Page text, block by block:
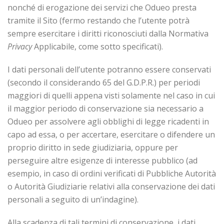
nonché di erogazione dei servizi che Odueo presta
tramite il Sito (fermo restando che l’utente potrà
sempre esercitare i diritti riconosciuti dalla Normativa
PrivacyApplicabile, come sotto specificati).
I dati personali dell’utente potranno essere conservati
(secondo il considerando 65 del G.D.P.R.) per periodi
maggiori di quelli appena visti solamente nel caso in cui
il maggior periodo di conservazione sia necessario a
Odueo per assolvere agli obblighi di legge ricadenti in
capo ad essa, o per accertare, esercitare o difendere un
proprio diritto in sede giudiziaria, oppure per
perseguire altre esigenze di interesse pubblico (ad
esempio, in caso di ordini verificati di Pubbliche Autorità
o Autorità Giudiziarie relativi alla conservazione dei dati
personali a seguito di un’indagine).